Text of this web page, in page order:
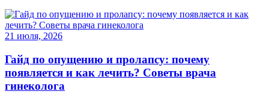
21 июля, 2026
Гайд по опущению и пролапсу: почему
появляется и как лечить? Советы врача
гинеколога